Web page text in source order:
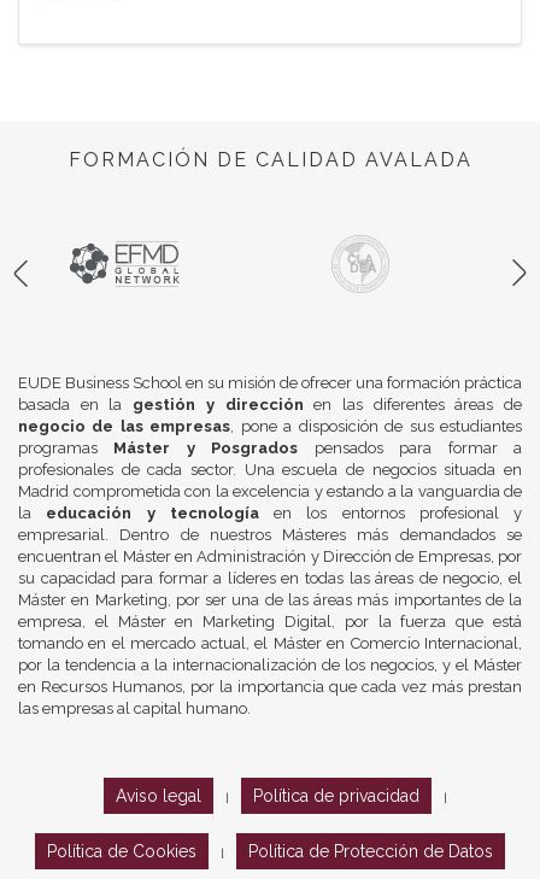
FORMACIÓN DE CALIDAD AVALADA
EUDE Business School en su misión de ofrecer una formación práctica
basada en la gestión y dirección en las diferentes áreas de
negocio de las empresas, pone a disposición de sus estudiantes
programas Máster y Posgrados pensados para formar a
profesionales de cada sector. Una escuela de negocios situada en
Madrid comprometida con la excelencia y estando a la vanguardia de
la educación y tecnologíaen los entornos profesional y
empresarial. Dentro de nuestros Másteres más demandados se
encuentran el Máster en Administración y Dirección de Empresas, por
su capacidad para formar a líderes en todas las áreas de negocio, el
Máster en Marketing, por ser una de las áreas más importantes de la
empresa, el Máster en Marketing Digital, por la fuerza que está
tomando en el mercado actual, el Máster en Comercio Internacional,
por la tendencia a la internacionalización de los negocios, y el Máster
en Recursos Humanos, por la importancia que cada vez más prestan
las empresas al capital humano.
Aviso legal Política de privacidad
Política de Cookies Política de Protección de Datos